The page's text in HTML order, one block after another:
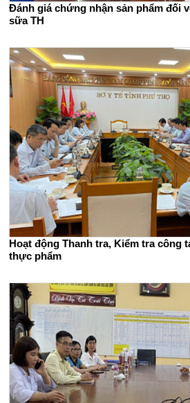
Đánh giá chứng nhận sản phẩm đối
sữa TH
Hoạt động Thanh tra, Kiểm tra công
thực phẩm